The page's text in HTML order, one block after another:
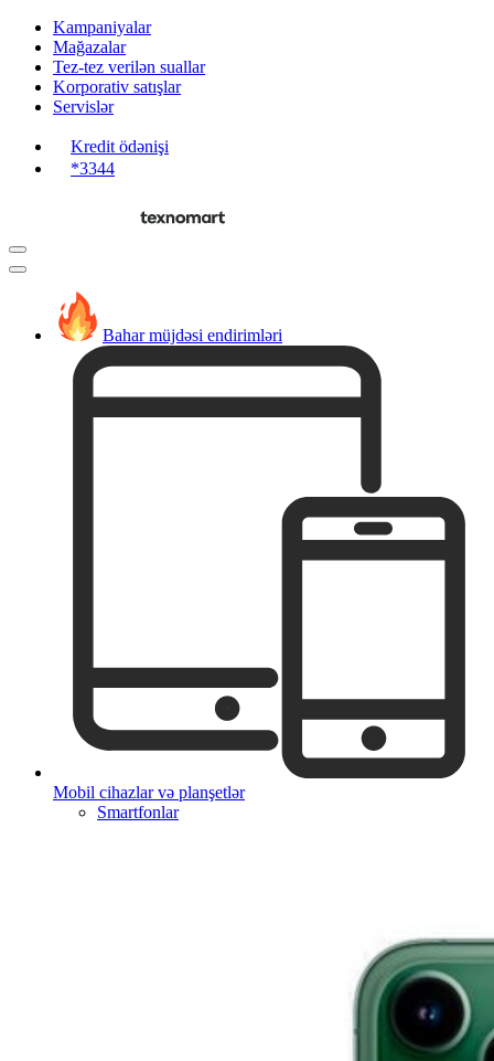
Kampaniyalar
Mağazalar
Tez-tez verilən suallar
Korporativ satışlar
Servislər
Kredit ödənişi
*3344
Bahar müjdəsi endirimləri
Mobil cihazlar və planşetlər
Smartfonlar